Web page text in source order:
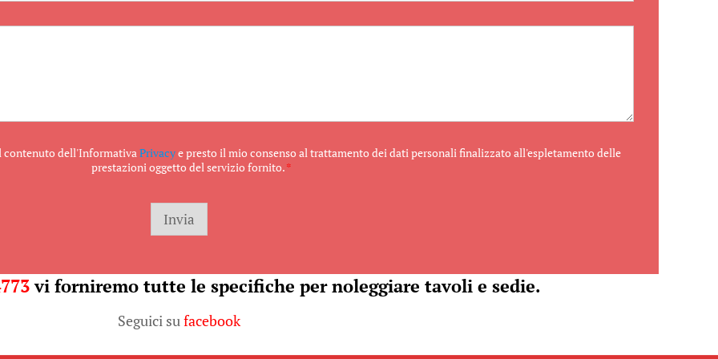
contenuto dell'InformativaPrivacye presto il mio consenso al trattamento dei dati personali finalizzato all'espletamento delle
prestazioni oggetto del servizio fornito.*
Invia
vi forniremo tutte le specifiche per noleggiare tavoli e sedie.
Seguici sufacebook